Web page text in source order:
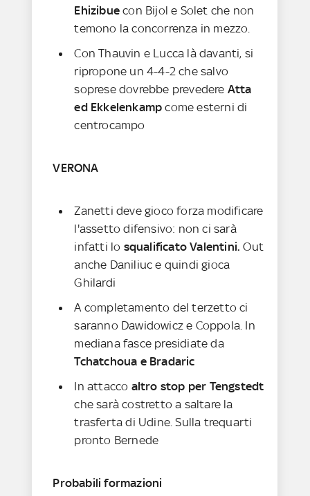
Ehizibue con Bijol e Solet che non
temono la concorrenza in mezzo.
Con Thauvin e Lucca là davanti, si
ripropone un 4-4-2 che salvo
soprese dovrebbe prevedere Atta
ed Ekkelenkamp come esterni di
centrocampo
VERONA
Zanetti deve gioco forza modificare
l'assetto difensivo: non ci sarà
infatti lo squalificato Valentini. Out
anche Daniliuc e quindi gioca
Ghilardi
A completamento del terzetto ci
saranno Dawidowicz e Coppola. In
mediana fasce presidiate da
Tchatchoua e Bradaric
In attacco altro stop per Tengstedt
che sarà costretto a saltare la
trasferta di Udine. Sulla trequarti
pronto Bernede
Probabili formazioni